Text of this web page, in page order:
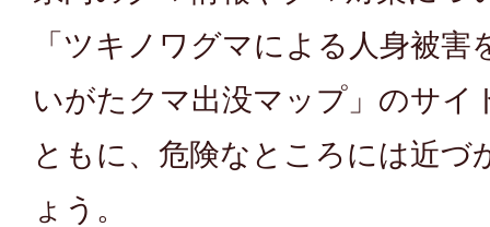
「ツキノワグマによる人身被
いがたクマ出没マップ」のサイ
ともに、危険なところには近づ
ょう。